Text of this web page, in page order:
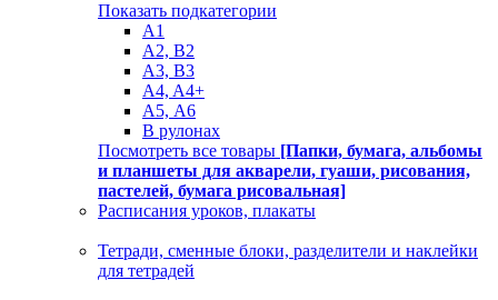
Показать подкатегории
A1
A2, B2
A3, B3
A4, A4+
А5, А6
В рулонах
Посмотреть все товары [Папки, бумага, альбомы
и планшеты для акварели, гуаши, рисования,
пастелей, бумага рисовальная]
Расписания уроков, плакаты
Тетради, сменные блоки, разделители и наклейки
для тетрадей